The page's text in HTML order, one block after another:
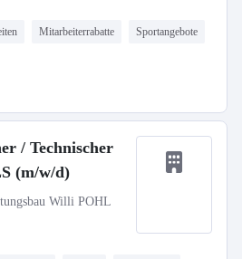
Mitarbeiterrabatte Sportangebote
/ Technischer
(m/w/d)
Willi POHL